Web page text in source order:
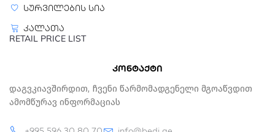
სურვილების სია
კალათა
RETAIL PRICE LIST
კონტაქტი
Დაგვკიავშირდით, Ჩვენი Წარმომადგენელი Მგოაწვდით
Ამომწურავ Ინფორმაციას